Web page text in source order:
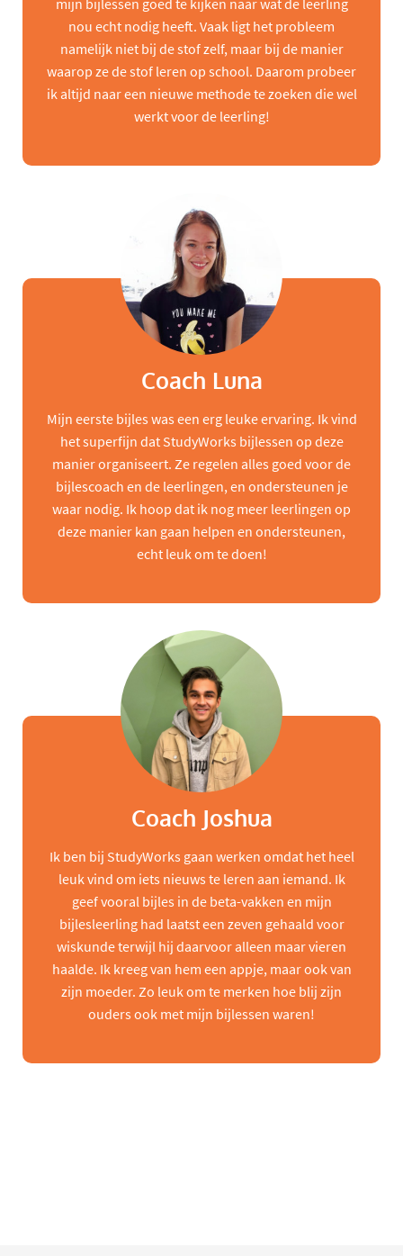
mijn bijlessen goed te kijken naar wat de leerling
nou echt nodig heeft. Vaak ligt het probleem
namelijk niet bij de stof zelf, maar bij de manier
waarop ze de stof leren op school. Daarom probeer
ik altijd naar een nieuwe methode te zoeken die wel
werkt voor de leerling!
Coach Luna
Mijn eerste bijles was een erg leuke ervaring. Ik vind
het superfijn dat StudyWorks bijlessen op deze
manier organiseert. Ze regelen alles goed voor de
bijlescoach en de leerlingen, en ondersteunen je
waar nodig. Ik hoop dat ik nog meer leerlingen op
deze manier kan gaan helpen en ondersteunen,
echt leuk om te doen!
Coach Joshua
Ik ben bij StudyWorks gaan werken omdat het heel
leuk vind om iets nieuws te leren aan iemand. Ik
geef vooral bijles in de beta-vakken en mijn
bijlesleerling had laatst een zeven gehaald voor
wiskunde terwijl hij daarvoor alleen maar vieren
haalde. Ik kreeg van hem een appje, maar ook van
zijn moeder. Zo leuk om te merken hoe blij zijn
ouders ook met mijn bijlessen waren!